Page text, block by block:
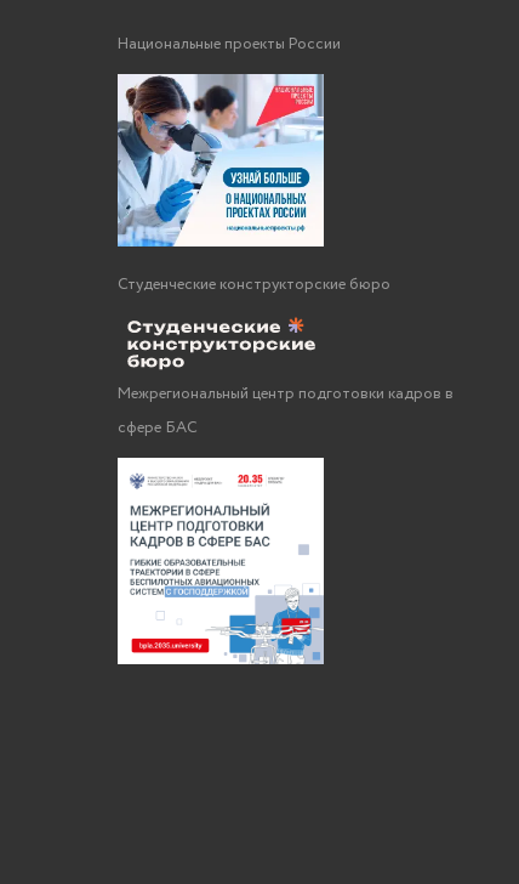
Национальные проекты России
Студенческие конструкторские бюро
Межрегиональный центр подготовки кадров в
сфере БАС